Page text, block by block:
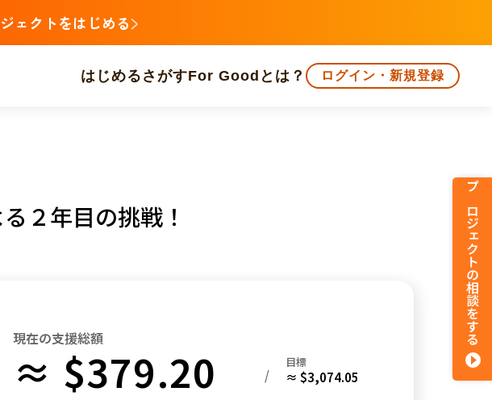
ェクトをはじめる
はじめる さがすFor Goodとは？ ログイン・新規登録
２年目の挑戦！
現在の支援総額
≈ $379.20 /
目標
≈ $3,074.05
プロジェクトの相談をする